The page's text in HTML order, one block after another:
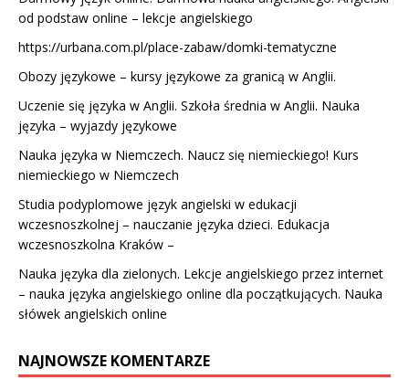
od podstaw online – lekcje angielskiego
https://urbana.com.pl/place-zabaw/domki-tematyczne
Obozy językowe – kursy językowe za granicą w Anglii.
Uczenie się języka w Anglii. Szkoła średnia w Anglii. Nauka
języka – wyjazdy językowe
Nauka języka w Niemczech. Naucz się niemieckiego! Kurs
niemieckiego w Niemczech
Studia podyplomowe język angielski w edukacji
wczesnoszkolnej – nauczanie języka dzieci. Edukacja
wczesnoszkolna Kraków –
Nauka języka dla zielonych. Lekcje angielskiego przez internet
– nauka języka angielskiego online dla początkujących. Nauka
słówek angielskich online
NAJNOWSZE KOMENTARZE